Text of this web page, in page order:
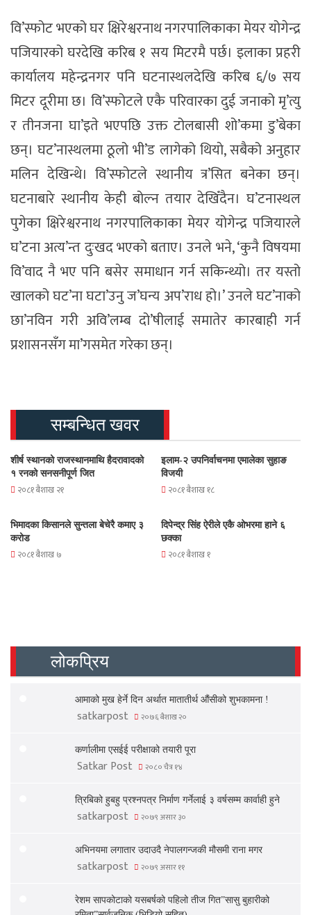
वि’स्फोट भएको घर क्षिरेश्वरनाथ नगरपालिकाका मेयर योगेन्द्र
पजियारको घरदेखि करिब १ सय मिटरमै पर्छ। इलाका प्रहरी
कार्यालय महेन्द्रनगर पनि घटनास्थलदेखि करिब ६/७ सय
मिटर दूरीमा छ। वि’स्फोटले एकै परिवारका दुई जनाको मृ’त्यु
र तीनजना घा’इते भएपछि उक्त टोलबासी शो’कमा डु’बेका
छन्। घट’नास्थलमा ठूलो भी’ड लागेको थियाे, सबैको अनुहार
मलिन देखिन्थे। वि’स्फोटले स्थानीय त्र’सित बनेका छन्।
घटनाबारे स्थानीय केही बोल्न तयार देखिँदैन। घ’टनास्थल
पुगेका क्षिरेश्वरनाथ नगरपालिकाका मेयर योगेन्द्र पजियारले
घ’टना अत्य’न्त दुःखद भएको बताए। उनले भने, ‘कुनै विषयमा
वि’वाद नै भए पनि बसेर समाधान गर्न सकिन्थ्यो। तर यस्तो
खालको घट’ना घटा’उनु ज’घन्य अप’राध हो।’ उनले घट’नाको
छा’नविन गरी अवि’लम्ब दो’षीलाई समातेर कारबाही गर्न
प्रशासनसँग मा’गसमेत गरेका छन्।
सम्बन्धित खवर
शीर्ष स्थानको राजस्थानमाथि हैदरावादको
१ रनको सनसनीपूर्ण जित
२०८१ बैशाख २१
इलाम-२ उपनिर्वाचनमा एमालेका सुहाङ
विजयी
२०८१ बैशाख १८
भिमादका किसानले सुन्तला बेचेरै कमाए ३
करोड
२०८१ बैशाख ७
दिपेन्द्र सिंह ऐरीले एकै ओभरमा हाने ६
छक्का
२०८१ बैशाख १
लोकप्रिय
आमाको मुख हेर्ने दिन अर्थात मातातीर्थ औंसीको शुभकामना !
satkarpost २०७६ बैशाख २०
कर्णालीमा एसईई परीक्षाको तयारी पूरा
Satkar Post २०८० चैत्र १४
त्रिबिको हुबहु प्रश्नपत्र निर्माण गर्नेलाई ३ वर्षसम्म कार्वाही हुने
satkarpost २०७९ असार ३०
अभिनयमा लगातार उदाउदै नेपालगन्जकी मौसमी राना मगर
satkarpost २०७९ असार ११
रेशम सापकोटाको यसबर्षको पहिलो तीज गित”सासु बुहारीको